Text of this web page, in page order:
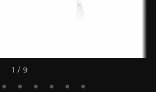
1 / 9